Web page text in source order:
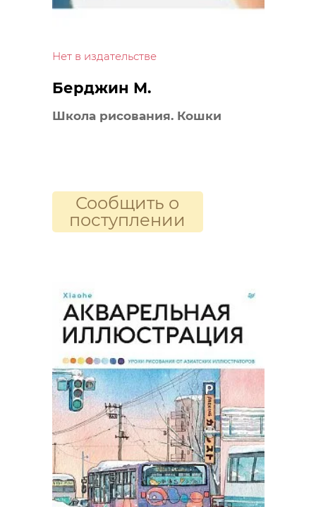
Нет в издательстве
Берджин М.
Школа рисования. Кошки
Сообщить о
поступлении